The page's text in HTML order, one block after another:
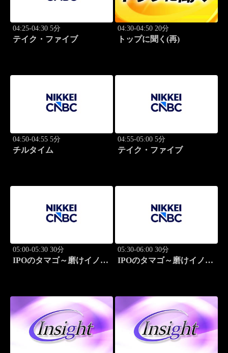
04:25-04:30 5分
テイク・ファイブ
04:30-04:50 20分
トップに聞く(再)
04:50-04:55 5分
チルタイム
04:55-05:00 5分
テイク・ファイブ
05:00-05:30 30分
IPOのタマゴ～磨けイノベ
05:30-06:00 30分
IPOのタマゴ～磨けイノベ